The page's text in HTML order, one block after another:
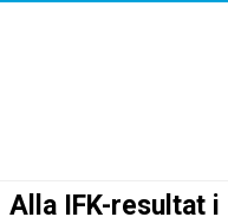
Alla IFK-resultat i